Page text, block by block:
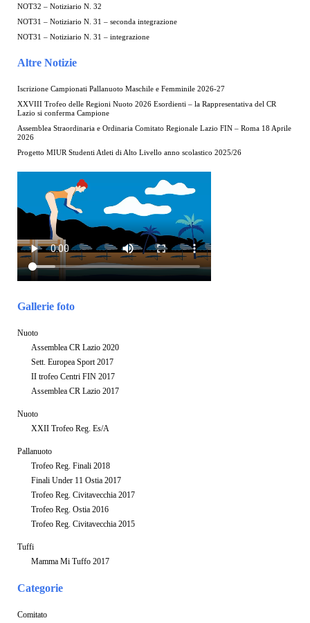
NOT32 – Notiziario N. 32
NOT31 – Notiziario N. 31 – seconda integrazione
NOT31 – Notiziario N. 31 – integrazione
Altre Notizie
Iscrizione Campionati Pallanuoto Maschile e Femminile 2026-27
XXVIII Trofeo delle Regioni Nuoto 2026 Esordienti – la Rappresentativa del CR
Lazio si conferma Campione
Assemblea Straordinaria e Ordinaria Comitato Regionale Lazio FIN – Roma 18 Aprile
2026
Progetto MIUR Studenti Atleti di Alto Livello anno scolastico 2025/26
Gallerie foto
Nuoto
Assemblea CR Lazio 2020
Sett. Europea Sport 2017
II trofeo Centri FIN 2017
Assemblea CR Lazio 2017
Nuoto
XXII Trofeo Reg. Es/A
Pallanuoto
Trofeo Reg. Finali 2018
Finali Under 11 Ostia 2017
Trofeo Reg. Civitavecchia 2017
Trofeo Reg. Ostia 2016
Trofeo Reg. Civitavecchia 2015
Tuffi
Mamma Mi Tuffo 2017
Categorie
Comitato